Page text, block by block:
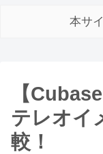
本サ
【
テレオイ
較！